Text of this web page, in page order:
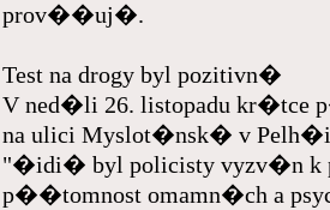
prov��uj�.
Test na drogy byl pozitivn�
V ned�li 26. listopadu kr�tce
na ulici Myslot�nsk� v
"�idi� byl policisty vyzv�n k
p��tomnost omamn�ch a